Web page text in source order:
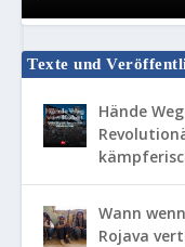
Texte und
Hände
Wann
Rojava